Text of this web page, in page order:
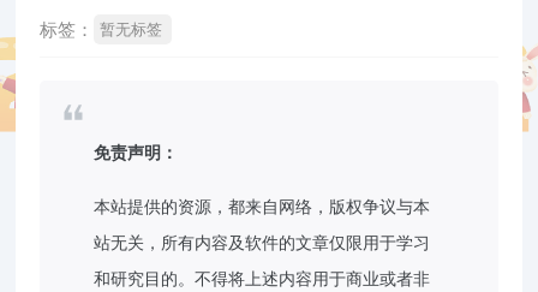
标签： 暂无标签
免责声明：
本站提供的资源，都来自网络，版权争议与本
站无关，所有内容及软件的文章仅限用于学习
和研究目的。不得将上述内容用于商业或者非